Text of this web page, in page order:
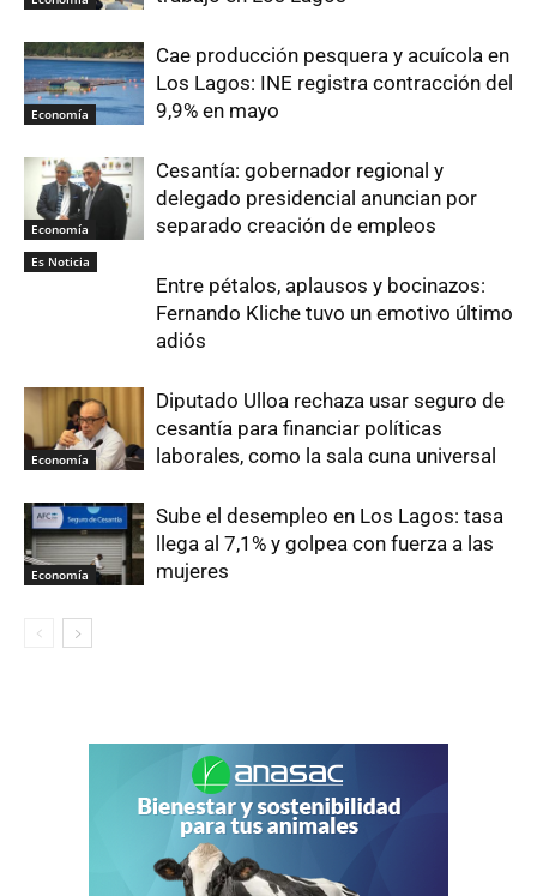
Economía
Cae producción pesquera y acuícola en
Los Lagos: INE registra contracción del
9,9% en mayo
Economía
Cesantía: gobernador regional y
delegado presidencial anuncian por
separado creación de empleos
Es Noticia
Entre pétalos, aplausos y bocinazos:
Fernando Kliche tuvo un emotivo último
adiós
Economía
Diputado Ulloa rechaza usar seguro de
cesantía para financiar políticas
laborales, como la sala cuna universal
Economía
Sube el desempleo en Los Lagos: tasa
llega al 7,1% y golpea con fuerza a las
mujeres